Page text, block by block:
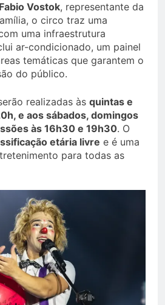
Fabio Vostok, representante da
o circo traz uma
uma infraestrutura
ar-condicionado, um painel
temáticas que garantem o
do público.
realizadas às quintas e
e aos sábados, domingos
às 16h30 e 19h30. O
etária livre e é uma
para todas as